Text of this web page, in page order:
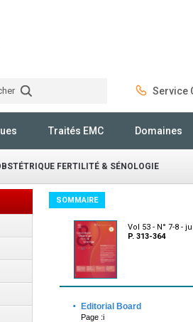
Service
Traités EMC Domaines
FERTILITÉ & SÉNOLOGIE
SOMMAIRE
Vol 53 - N° 7-8 -
P. 313-364
· Editorial Board
Page :i